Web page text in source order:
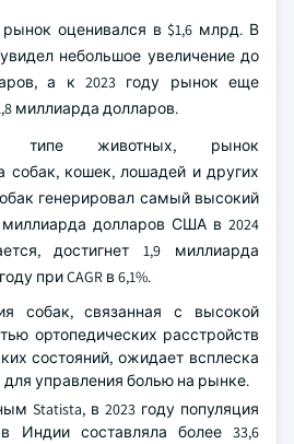
оценивался в $1,6 млрд. В
небольшое увеличение до
а к 2023 году рынок еще
миллиарда долларов.
типе животных, рынок
собак, кошек, лошадей и других
генерировал самый высокий
долларов США в 2024
достигнет 1,9 миллиарда
при CAGR в 6,1%.
собак, связанная с высокой
ортопедических расстройств
состояний, ожидает всплеска
управления болью на рынке.
Statista, в 2023 году популяция
Индии составляла более 33,6